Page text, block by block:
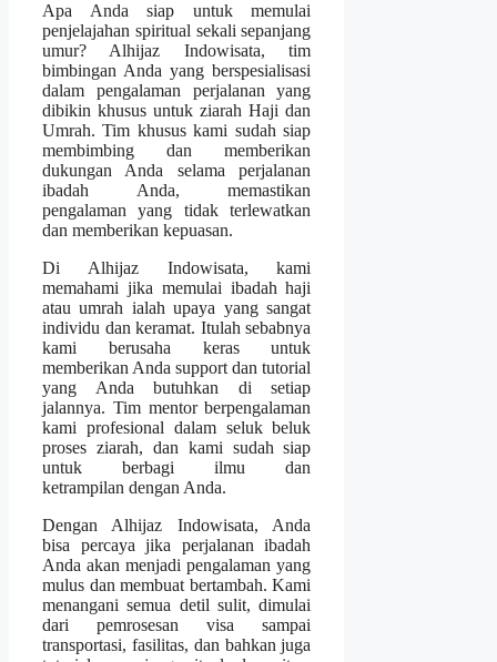
Apa Anda siap untuk memulai
penjelajahan spiritual sekali sepanjang
umur? Alhijaz Indowisata, tim
bimbingan Anda yang berspesialisasi
dalam pengalaman perjalanan yang
dibikin khusus untuk ziarah Haji dan
Umrah. Tim khusus kami sudah siap
membimbing dan memberikan
dukungan Anda selama perjalanan
ibadah Anda, memastikan
pengalaman yang tidak terlewatkan
dan memberikan kepuasan.
Di Alhijaz Indowisata, kami
memahami jika memulai ibadah haji
atau umrah ialah upaya yang sangat
individu dan keramat. Itulah sebabnya
kami berusaha keras untuk
memberikan Anda support dan tutorial
yang Anda butuhkan di setiap
jalannya. Tim mentor berpengalaman
kami profesional dalam seluk beluk
proses ziarah, dan kami sudah siap
untuk berbagi ilmu dan
ketrampilan dengan Anda.
Dengan Alhijaz Indowisata, Anda
bisa percaya jika perjalanan ibadah
Anda akan menjadi pengalaman yang
mulus dan membuat bertambah. Kami
menangani semua detil sulit, dimulai
dari pemrosesan visa sampai
transportasi, fasilitas, dan bahkan juga